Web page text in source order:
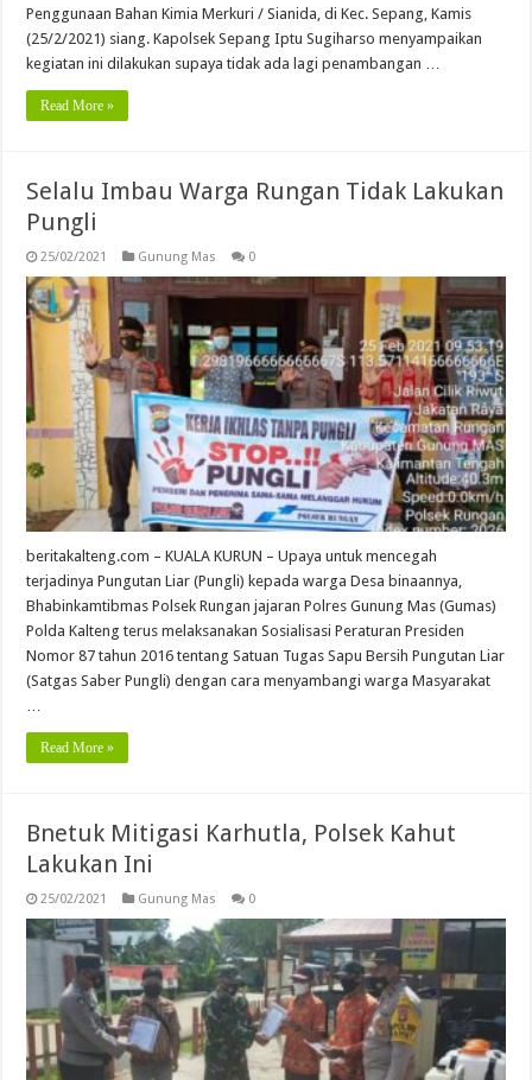
Penggunaan Bahan Kimia Merkuri / Sianida, di Kec. Sepang, Kamis
(25/2/2021) siang. Kapolsek Sepang Iptu Sugiharso menyampaikan
kegiatan ini dilakukan supaya tidak ada lagi penambangan …
Read More »
Selalu Imbau Warga Rungan Tidak Lakukan
Pungli
25/02/2021 Gunung Mas 0
beritakalteng.com – KUALA KURUN – Upaya untuk mencegah
terjadinya Pungutan Liar (Pungli) kepada warga Desa binaannya,
Bhabinkamtibmas Polsek Rungan jajaran Polres Gunung Mas (Gumas)
Polda Kalteng terus melaksanakan Sosialisasi Peraturan Presiden
Nomor 87 tahun 2016 tentang Satuan Tugas Sapu Bersih Pungutan Liar
(Satgas Saber Pungli) dengan cara menyambangi warga Masyarakat
…
Read More »
Bnetuk Mitigasi Karhutla, Polsek Kahut
Lakukan Ini
25/02/2021 Gunung Mas 0